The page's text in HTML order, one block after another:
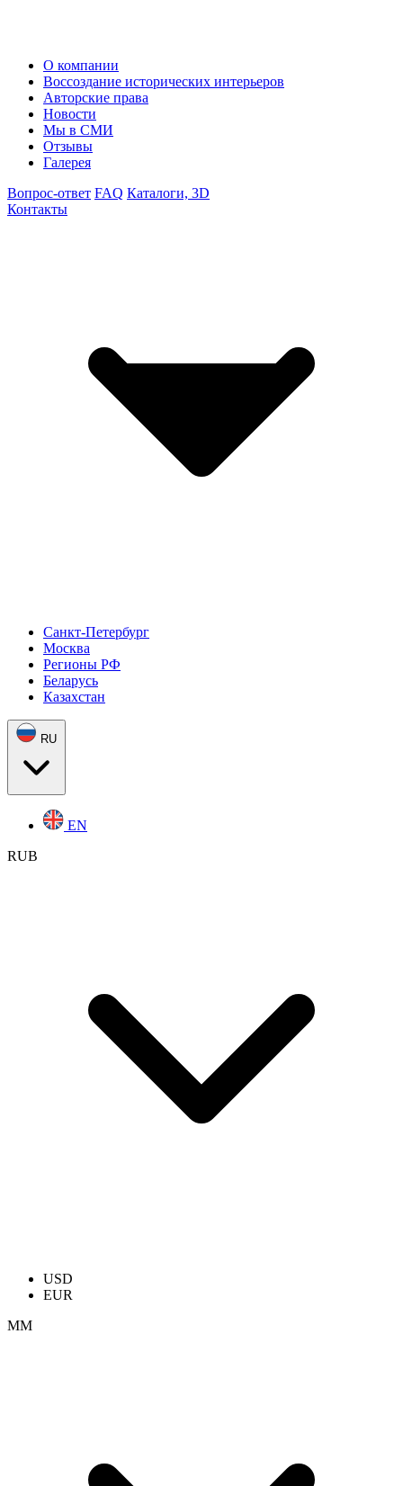
О компании
Воссоздание исторических интерьеров
Авторские права
Новости
Мы в СМИ
Отзывы
Галерея
Вопрос-ответ FAQ Каталоги, 3D
Контакты
Санкт-Петербург
Москва
Регионы РФ
Беларусь
Казахстан
RU
EN
RUB
USD
EUR
ММ